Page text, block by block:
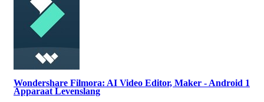
Wondershare Filmora: AI Video Editor, Maker - Android 1
Apparaat Levenslang